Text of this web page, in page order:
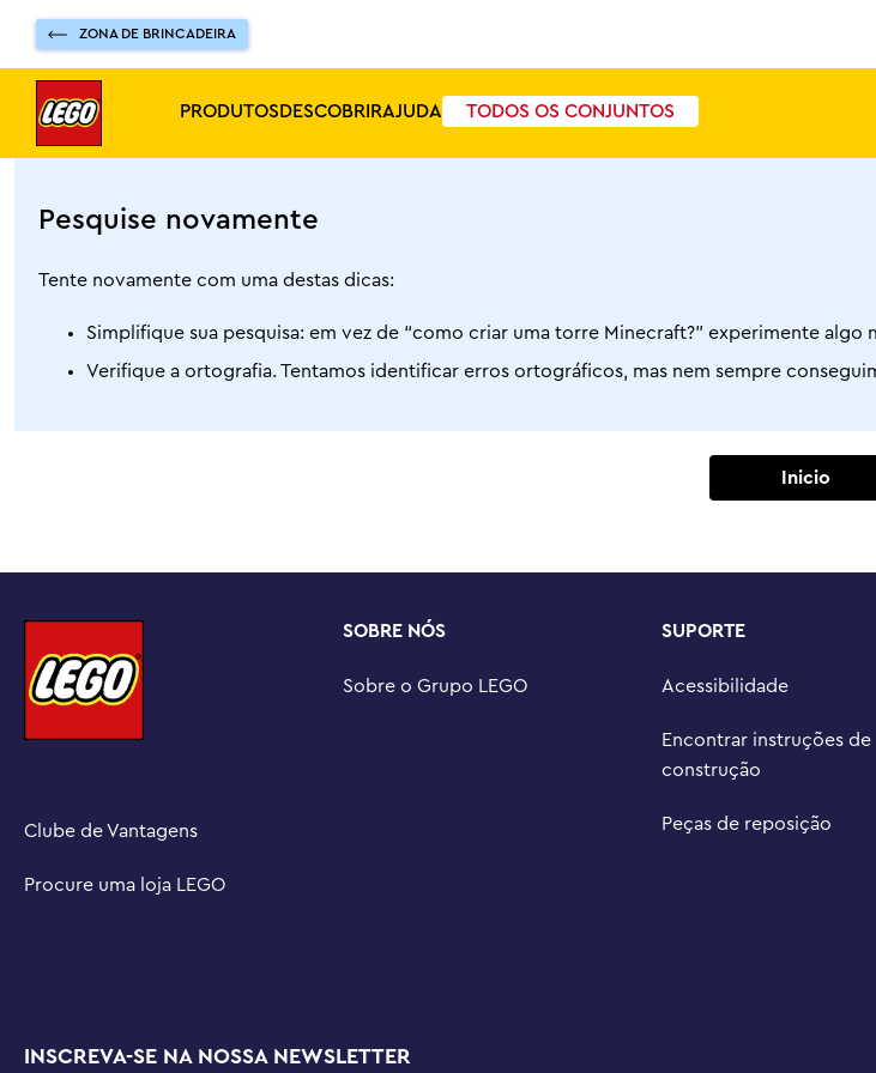
ZONA DE BRINCADEIRA
PRODUTOSDESCOBRIRAJUDA TODOS OS CONJUNTOS
Pesquise novamente
Tente novamente com uma destas dicas:
Simplifique sua pesquisa: em vez de “como criar uma torre Minecraft?” experimente algo
Verifique a ortografia. Tentamos identificar erros ortográficos, mas nem sempre
Inicio
Clube de Vantagens
Procure uma loja LEGO
SOBRE NÓS
Sobre o Grupo LEGO
SUPORTE
Acessibilidade
Encontrar instruções de
construção
Peças de reposição
INSCREVA-SE NA NOSSA NEWSLETTER